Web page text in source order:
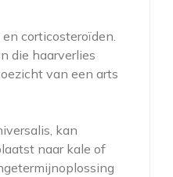
corticosteroïden.
die haarverlies
van een arts
kan
naar kale of